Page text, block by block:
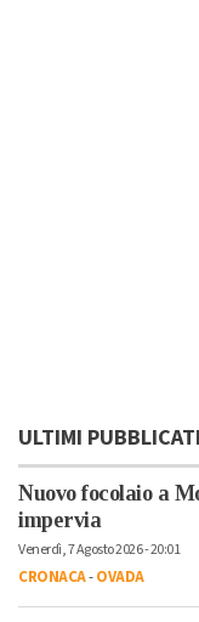
ULTIMI PUBBLICATI
Nuovo focolaio a
impervia
Venerdì, 7 Agosto 2026 - 20:01
CRONACA-OVADA